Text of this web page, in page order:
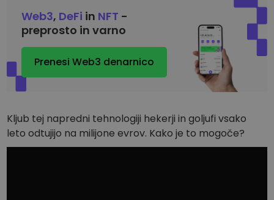
Web3, DeFi in NFT -
preprosto in varno
Prenesi Web3 denarnico
Kljub tej napredni tehnologiji hekerji in goljufi vsako
leto odtujijo na milijone evrov. Kako je to mogoče?